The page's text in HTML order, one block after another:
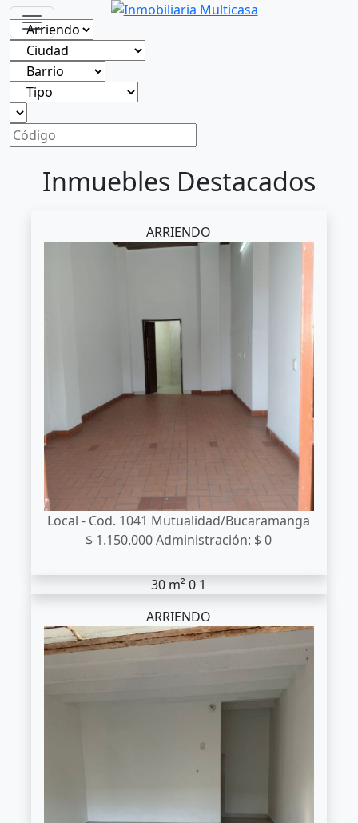
Inmuebles Destacados
ARRIENDO
Local - Cod. 1041 Mutualidad/Bucaramanga
$ 1.150.000 Administración: $ 0
30 m² 0 1
ARRIENDO